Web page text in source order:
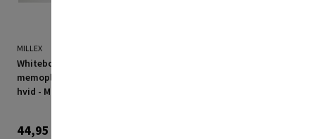
MILLEX
Whiteboardpen
memoplan på kort 2 stk
hvid - Millex
44,95 kr.